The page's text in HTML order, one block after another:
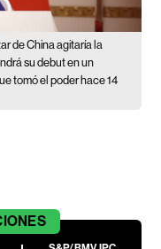
de China agitaría la
su debut en un
tomó el poder hace 14